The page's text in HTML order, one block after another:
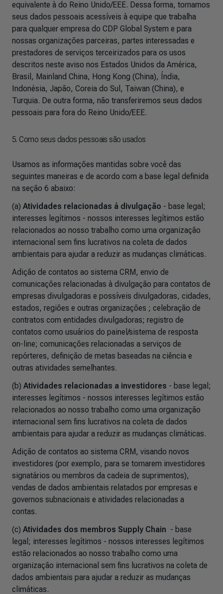
equivalente à do Reino Unido/EEE. Dessa forma, tornamos
seus dados pessoais acessíveis à equipe que trabalha
para qualquer empresa do CDP Global System e para
nossas organizações parceiras, partes interessadas e
prestadores de serviços terceirizados para os usos
descritos neste aviso nos Estados Unidos da América,
Brasil, Mainland China, Hong Kong (China), Índia,
Indonésia, Japão, Coreia do Sul, Taiwan (China), e
Turquia. De outra forma, não transferiremos seus dados
pessoais para fora do Reino Unido/EEE.
5. Como seus dados pessoais são usados
Usamos as informações mantidas sobre você das
seguintes maneiras e de acordo com a base legal definida
na seção 6 abaixo:
(a) Atividades relacionadas à divulgação - base legal;
interesses legítimos - nossos interesses legítimos estão
relacionados ao nosso trabalho como uma organização
internacional sem fins lucrativos na coleta de dados
ambientais para ajudar a reduzir as mudanças climáticas.
Adição de contatos ao sistema CRM, envio de
comunicações relacionadas à divulgação para contatos de
empresas divulgadoras e possíveis divulgadoras, cidades,
estados, regiões e outras organizações ; celebração de
contratos com entidades divulgadoras; registro de
contatos como usuários do painel/sistema de resposta
on-line; comunicações relacionadas a serviços de
repórteres, definição de metas baseadas na ciência e
outras atividades semelhantes.
(b) Atividades relacionadas a investidores - base legal;
interesses legítimos - nossos interesses legítimos estão
relacionados ao nosso trabalho como uma organização
internacional sem fins lucrativos na coleta de dados
ambientais para ajudar a reduzir as mudanças climáticas.
Adição de contatos ao sistema CRM, visando novos
investidores (por exemplo, para se tornarem investidores
signatários ou membros da cadeia de suprimentos),
vendas de dados ambientais relatados por empresas e
governos subnacionais e atividades relacionadas a
contas.
(c) Atividades dos membros Supply Chain - base
legal; interesses legítimos - nossos interesses legítimos
estão relacionados ao nosso trabalho como uma
organização internacional sem fins lucrativos na coleta de
dados ambientais para ajudar a reduzir as mudanças
climáticas.